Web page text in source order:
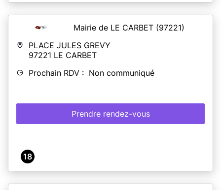
Mairie de LE CARBET (97221)
PLACE JULES GREVY
97221 LE CARBET
Prochain RDV : Non communiqué
Prendre rendez-vous
18